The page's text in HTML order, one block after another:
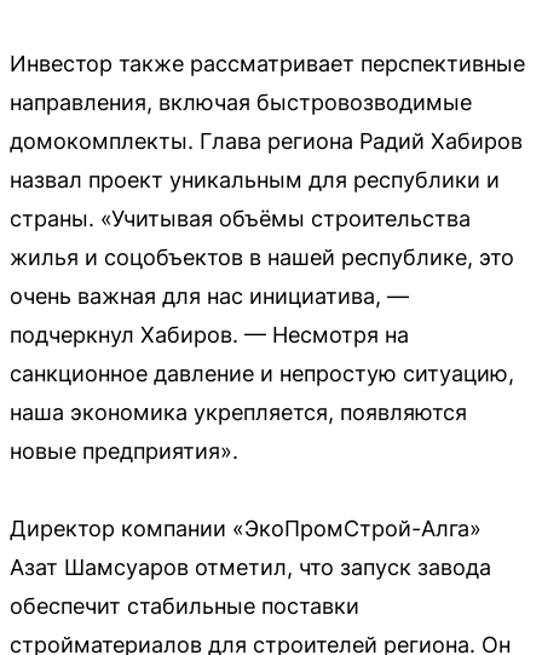
Инвестор также рассматривает перспективные
направления, включая быстровозводимые
домокомплекты. Глава региона Радий Хабиров
назвал проект уникальным для республики и
страны. «Учитывая объёмы строительства
жилья и соцобъектов в нашей республике, это
очень важная для нас инициатива, —
подчеркнул Хабиров. — Несмотря на
санкционное давление и непростую ситуацию,
наша экономика укрепляется, появляются
новые предприятия».
Директор компании «ЭкоПромСтрой-Алга»
Азат Шамсуаров отметил, что запуск завода
обеспечит стабильные поставки
стройматериалов для строителей региона. Он